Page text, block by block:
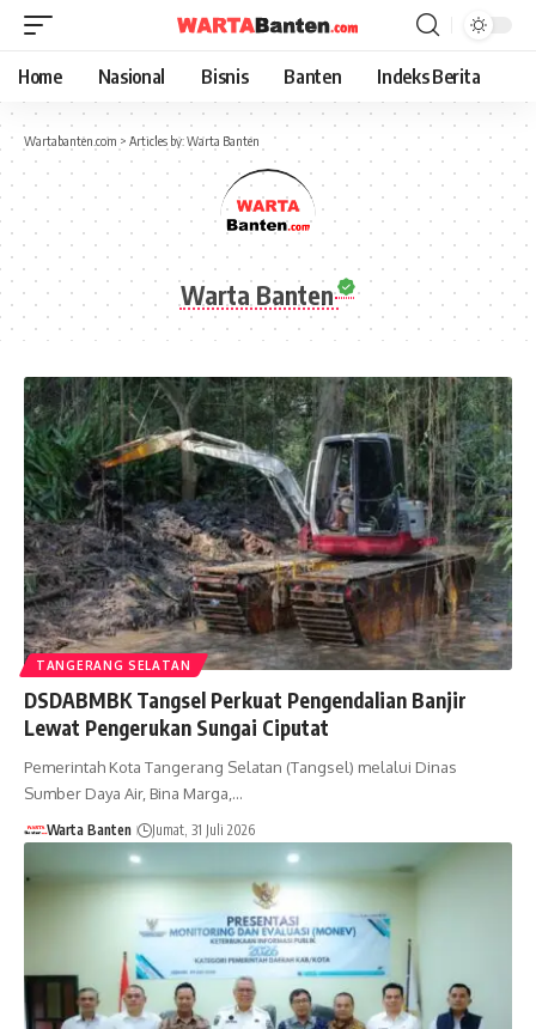
Home Nasional Bisnis Banten Indeks Berita
Wartabanten.com > Articles by: Warta Banten
Warta Banten
TANGERANG SELATAN
DSDABMBK Tangsel Perkuat Pengendalian Banjir
Lewat Pengerukan Sungai Ciputat
Pemerintah Kota Tangerang Selatan (Tangsel) melalui Dinas
Sumber Daya Air, Bina Marga,…
Warta Banten Jumat, 31 Juli 2026